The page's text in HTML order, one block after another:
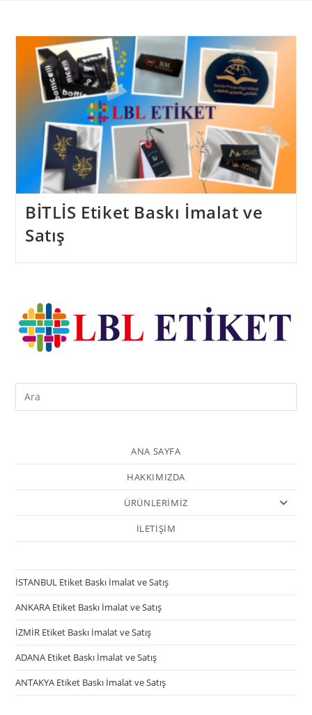
BİTLİS Etiket Baskı İmalat ve
Satış
ANA SAYFA
HAKKIMIZDA
ÜRÜNLERİMİZ
İLETİŞİM
İSTANBUL Etiket Baskı İmalat ve Satış
ANKARA Etiket Baskı İmalat ve Satış
İZMİR Etiket Baskı İmalat ve Satış
ADANA Etiket Baskı İmalat ve Satış
ANTAKYA Etiket Baskı İmalat ve Satış